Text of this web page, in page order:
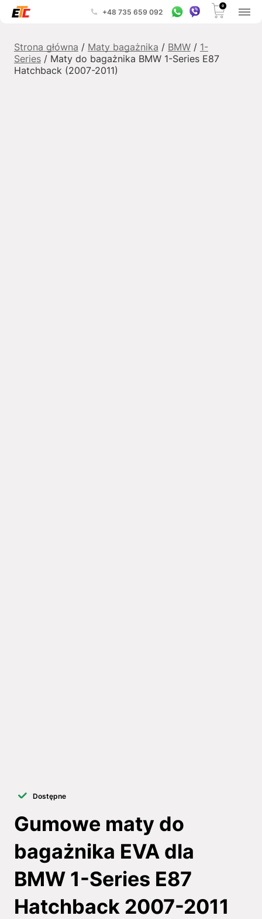
+48 735 659 092
0
Strona główna / Maty bagażnika / BMW/ 1-
Series/ Maty do bagażnika BMW 1-Series E87
Hatchback (2007-2011)
Dostępne
Gumowe maty do
bagażnika EVA dla
BMW 1-Series E87
Hatchback 2007-2011